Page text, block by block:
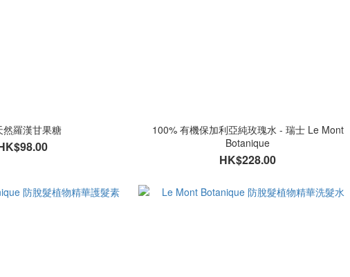
然羅漢甘果糖
100% 有機保加利亞純玫瑰水 - 瑞士 Le Mont
Botanique
HK$228.00